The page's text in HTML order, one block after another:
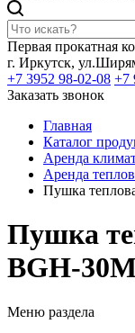
Первая прокатная
г. Иркутск,
+7 3952 98-02-08 +7
Заказать звонок
Главная
Каталог
Аренда
Аренда
Пушка
Пушка
BGH-
Меню раздела